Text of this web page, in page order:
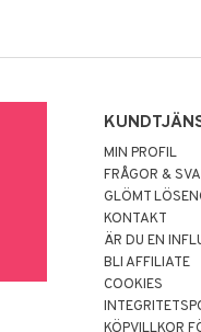
MIN PROFIL
FRÅGOR &
GLÖMT
KONTAKT
ÄR DU EN
BLI AFFILIATE
COOKIES